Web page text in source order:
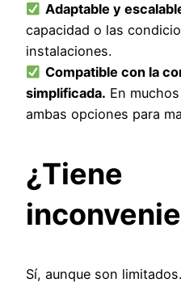
Adaptable y
capacidad o las
instalaciones.
Compatible con la
simplificada. En
ambas opciones para
¿Tiene
Sí, aunque son limitados.